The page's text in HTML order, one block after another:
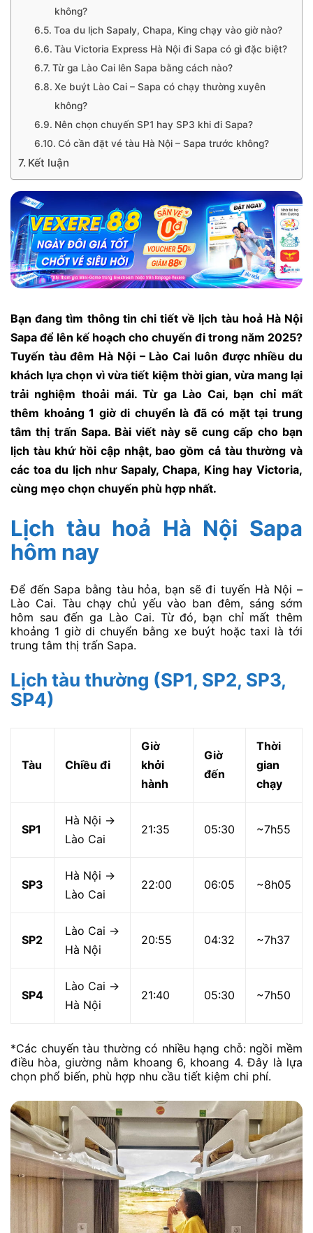
không?
Toa du lịch Sapaly, Chapa, King chạy vào giờ nào?
Tàu Victoria Express Hà Nội đi Sapa có gì đặc biệt?
Từ ga Lào Cai lên Sapa bằng cách nào?
Xe buýt Lào Cai – Sapa có chạy thường xuyên
không?
Nên chọn chuyến SP1 hay SP3 khi đi Sapa?
Có cần đặt vé tàu Hà Nội – Sapa trước không?
Kết luận
Bạn đang tìm thông tin chi tiết về lịch tàu hoả Hà Nội
Sapa để lên kế hoạch cho chuyến đi trong năm 2025?
Tuyến tàu đêm Hà Nội – Lào Cai luôn được nhiều du
khách lựa chọn vì vừa tiết kiệm thời gian, vừa mang lại
trải nghiệm thoải mái. Từ ga Lào Cai, bạn chỉ mất
thêm khoảng 1 giờ di chuyển là đã có mặt tại trung
tâm thị trấn Sapa. Bài viết này sẽ cung cấp cho bạn
lịch tàu khứ hồi cập nhật, bao gồm cả tàu thường và
các toa du lịch như Sapaly, Chapa, King hay Victoria,
cùng mẹo chọn chuyến phù hợp nhất.
Lịch tàu hoả Hà Nội Sapa
hôm nay
Để đến Sapa bằng tàu hỏa, bạn sẽ đi tuyến Hà Nội –
Lào Cai. Tàu chạy chủ yếu vào ban đêm, sáng sớm
hôm sau đến ga Lào Cai. Từ đó, bạn chỉ mất thêm
khoảng 1 giờ di chuyển bằng xe buýt hoặc taxi là tới
trung tâm thị trấn Sapa.
Lịch tàu thường (SP1, SP2, SP3,
SP4)
Tàu Chiều đi
Giờ
khởi
hành
Giờ
đến
Thời
gian
chạy
SP1
Hà Nội →
Lào Cai
21:35 05:30 ~7h55
SP3
Hà Nội →
Lào Cai
22:00 06:05 ~8h05
SP2
Lào Cai →
Hà Nội
20:55 04:32 ~7h37
SP4
Lào Cai →
Hà Nội
21:40 05:30 ~7h50
*Các chuyến tàu thường có nhiều hạng chỗ: ngồi mềm
điều hòa, giường nằm khoang 6, khoang 4. Đây là lựa
chọn phổ biến, phù hợp nhu cầu tiết kiệm chi phí.